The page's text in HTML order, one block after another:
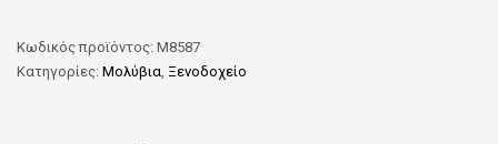
Κωδικός προϊόντος: M8587
Κατηγορίες: Μολύβια, Ξενοδοχείο